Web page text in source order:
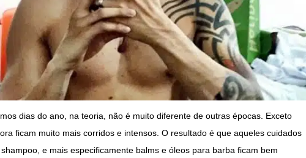
dias do ano, na teoria, não é muito diferente de outras épocas. Exceto
ficam muito mais corridos e intensos. O resultado é que aqueles cuidados
e mais especificamente balms e óleos para barba ficam bem